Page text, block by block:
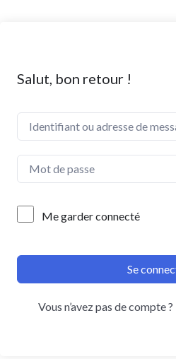
Salut, bon retour !
Me garder connecté
Se
Vous n’avez pas de compte ?